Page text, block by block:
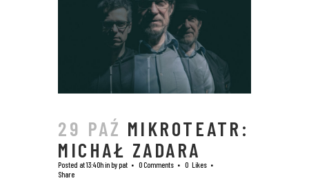
29 PAŹ MIKROTEATR:
MICHAŁ ZADARA
Posted at 13:40hinbypat 0 Comments 0 Likes
Share